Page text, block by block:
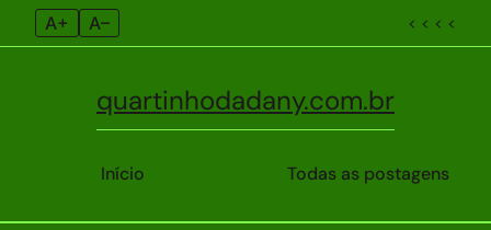
A+ A– < < < <
Início
quartinhodadany.com.br
Todas as postagens